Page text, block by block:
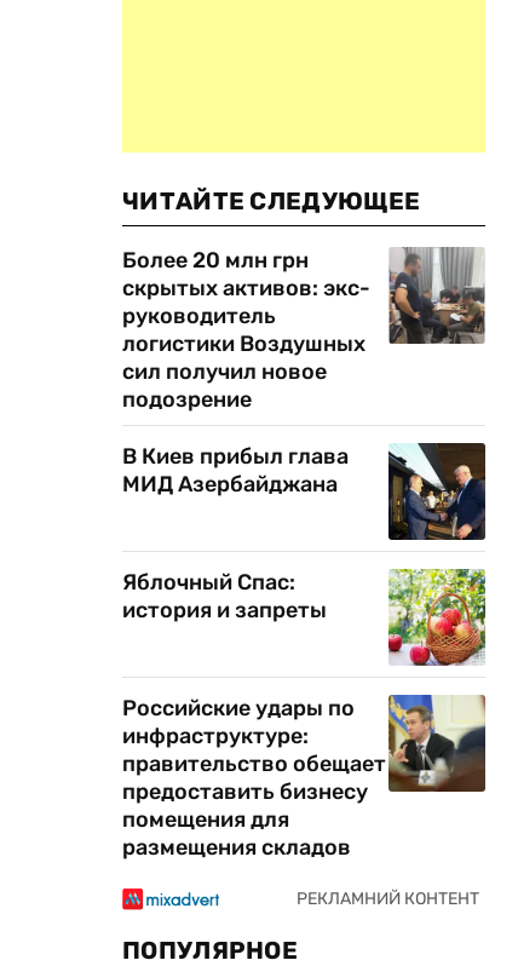
ЧИТАЙТЕ СЛЕДУЮЩЕЕ
Более 20 млн грн
скрытых активов: экс-
руководитель
логистики Воздушных
сил получил новое
подозрение
В Киев прибыл глава
МИД Азербайджана
Яблочный Спас:
история и запреты
Российские удары по
инфраструктуре:
правительство обещает
предоставить бизнесу
помещения для
размещения складов
ПОПУЛЯРНОЕ